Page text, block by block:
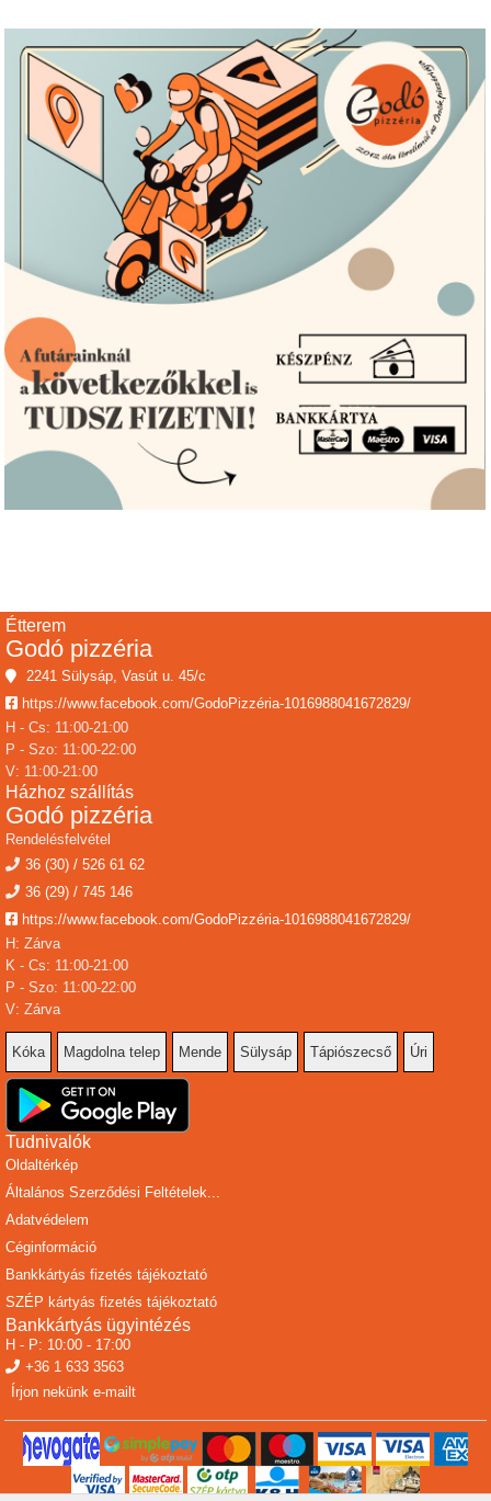
Étterem
Godó pizzéria
2241 Sülysáp, Vasút u. 45/c
https://www.facebook.com/GodoPizzéria-1016988041672829/
H - Cs: 11:00-21:00
P - Szo: 11:00-22:00
V: 11:00-21:00
Házhoz szállítás
Godó pizzéria
Rendelésfelvétel
36 (30) / 526 61 62
36 (29) / 745 146
https://www.facebook.com/GodoPizzéria-1016988041672829/
H: Zárva
K - Cs: 11:00-21:00
P - Szo: 11:00-22:00
V: Zárva
Kóka Magdolna telep Mende Sülysáp Tápiószecső Úri
Tudnivalók
Oldaltérkép
Általános Szerződési Feltételek...
Adatvédelem
Céginformáció
Bankkártyás fizetés tájékoztató
SZÉP kártyás fizetés tájékoztató
Bankkártyás ügyintézés
H - P: 10:00 - 17:00
+36 1 633 3563
Írjon nekünk e-mailt